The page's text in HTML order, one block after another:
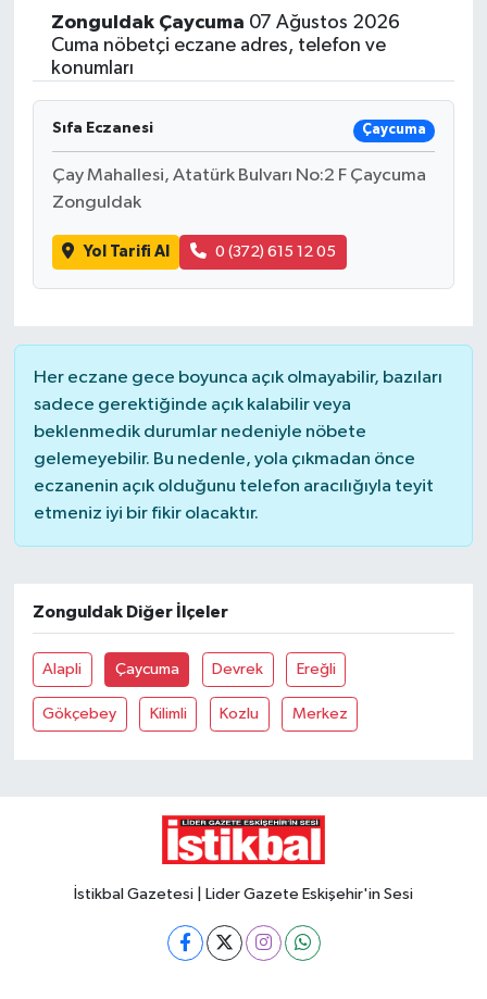
Zonguldak Çaycuma 07 Ağustos 2026
Cuma nöbetçi eczane adres, telefon ve
konumları
Sıfa Eczanesi Çaycuma
Çay Mahallesi, Atatürk Bulvarı No:2 F Çaycuma
Zonguldak
Yol Tarifi Al 0 (372) 615 12 05
Her eczane gece boyunca açık olmayabilir, bazıları
sadece gerektiğinde açık kalabilir veya
beklenmedik durumlar nedeniyle nöbete
gelemeyebilir. Bu nedenle, yola çıkmadan önce
eczanenin açık olduğunu telefon aracılığıyla teyit
etmeniz iyi bir fikir olacaktır.
Zonguldak Diğer İlçeler
Alapli Çaycuma Devrek Ereğli
Gökçebey Kilimli Kozlu Merkez
İstikbal Gazetesi | Lider Gazete Eskişehir'in Sesi
Yaşam